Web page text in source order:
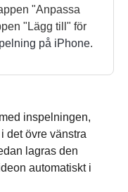
"Anpassa
"Lägg till" för
på iPhone.
inspelningen,
det övre vänstra
lagras den
automatiskt i